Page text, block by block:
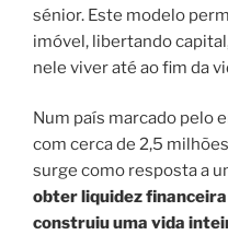
sénior. Este modelo
imóvel, libertando
nele viver até ao fim da
Num país marcado pelo
com cerca de 2,5
surge como resposta a
obter liquidez financeira
construiu uma vida